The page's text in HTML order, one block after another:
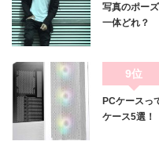
写真のポー
一体どれ？
9位
PCケースっ
ケース5選！